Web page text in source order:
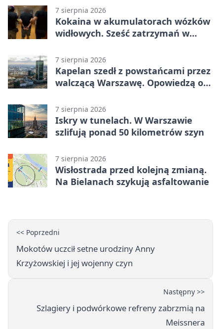
7 sierpnia 2026
Kokaina w akumulatorach wózków
widłowych. Sześć zatrzymań w
7 sierpnia 2026
Kapelan szedł z powstańcami przez
walczącą Warszawę. Opowiedzą o
7 sierpnia 2026
Iskry w tunelach. W Warszawie
szlifują ponad 50 kilometrów szyn
7 sierpnia 2026
Wisłostrada przed kolejną zmianą.
Na Bielanach szykują asfaltowanie
<< Poprzedni
Mokotów uczcił setne urodziny Anny
Krzyżowskiej i jej wojenny czyn
Następny >>
Szlagiery i podwórkowe refreny zabrzmią na
Meissnera